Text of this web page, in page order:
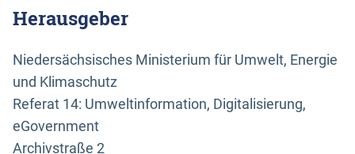
Herausgeber
Niedersächsisches Ministerium für Umwelt, Energie
und Klimaschutz
Referat 14: Umweltinformation, Digitalisierung,
eGovernment
Archivstraße 2